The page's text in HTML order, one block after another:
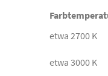
etwa 2700 K
etwa 3000 K